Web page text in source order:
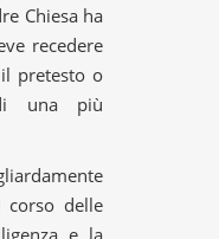
Chiesa ha
recedere
pretesto o
una più
corso delle